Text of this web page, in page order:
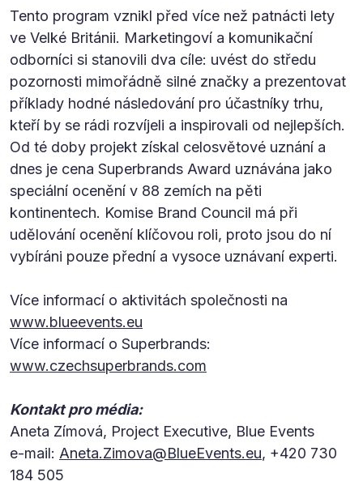
Tento program vznikl před více než patnácti lety
ve Velké Británii. Marketingoví a komunikační
odborníci si stanovili dva cíle: uvést do středu
pozornosti mimořádně silné značky a prezentovat
příklady hodné následování pro účastníky trhu,
kteří by se rádi rozvíjeli a inspirovali od nejlepších.
Od té doby projekt získal celosvětové uznání a
dnes je cena Superbrands Award uznávána jako
speciální ocenění v 88 zemích na pěti
kontinentech. Komise Brand Council má při
udělování ocenění klíčovou roli, proto jsou do ní
vybíráni pouze přední a vysoce uznávaní experti.
Více informací o aktivitách společnosti na
www.blueevents.eu
Více informací o Superbrands:
www.czechsuperbrands.com
Kontakt pro média:
Aneta Zímová, Project Executive, Blue Events
e-mail: Aneta.Zimova@BlueEvents.eu, +420 730
184 505